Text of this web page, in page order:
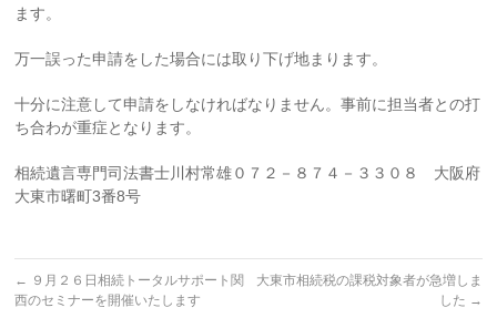
ます。
万一誤った申請をした場合には取り下げ地まります。
十分に注意して申請をしなければなりません。事前に担当者との打
ち合わが重症となります。
相続遺言専門司法書士川村常雄０７２－８７４－３３０８ 大阪府
大東市曙町3番8号
← ９月２６日相続トータルサポート関
西のセミナーを開催いたします
大東市相続税の課税対象者が急増しま
した →